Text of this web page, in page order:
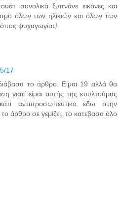
συνολικά ξυπνάνε εικόνες και
όλων των ηλικιών και όλων των
ψυχαγωγίας!
17
το άρθρο. Είμαι 19 αλλά θα
γιατί είμαι αυτής της κουλτούρας
αντιπροσωπευτικο εδω στην
άρθρο σε γεμίζει, το κατεβασα όλο